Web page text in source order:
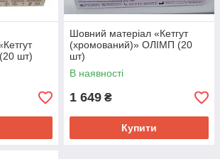
шт)
Шовний матеріал «Кетгут
(хромований)» ОЛІМП (20
шт)
В наявності
1 649 ₴
Купити